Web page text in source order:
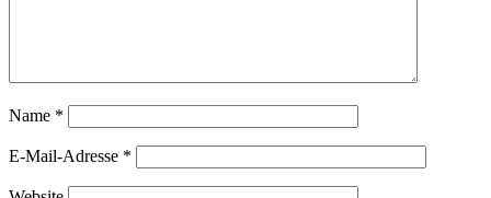
Name *
E-Mail-Adresse *